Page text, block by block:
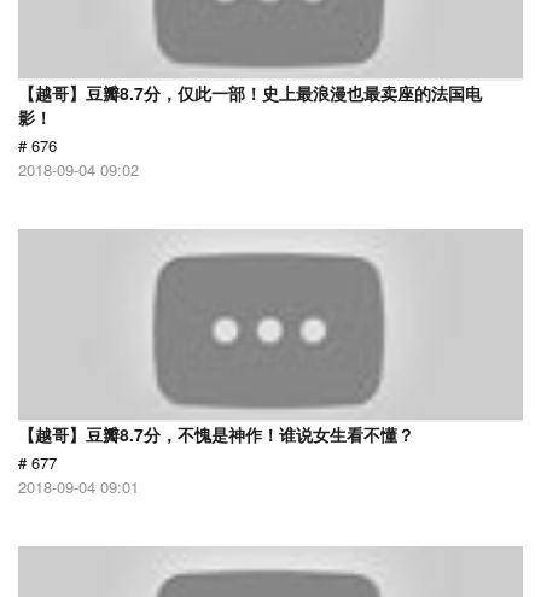
【越哥】豆瓣8.7分，仅此一部！史上最浪漫也最卖座的法国电
影！
# 676
2018-09-04 09:02
【越哥】豆瓣8.7分，不愧是神作！谁说女生看不懂？
# 677
2018-09-04 09:01